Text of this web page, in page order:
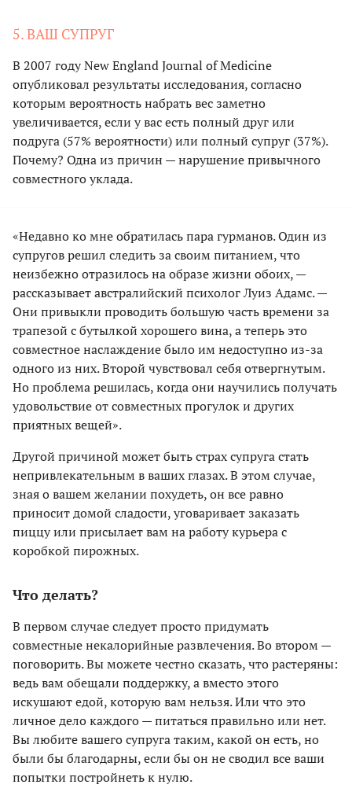
5. ВАШ СУПРУГ
В 2007 году New England Journal of Medicine
опубликовал результаты исследования, согласно
которым вероятность набрать вес заметно
увеличивается, если у вас есть полный друг или
подруга (57% вероятности) или полный супруг (37%).
Почему? Одна из причин — нарушение привычного
совместного уклада.
«Недавно ко мне обратилась пара гурманов. Один из
супругов решил следить за своим питанием, что
неизбежно отразилось на образе жизни обоих, —
рассказывает австралийский психолог Луиз Адамс. —
Они привыкли проводить большую часть времени за
трапезой с бутылкой хорошего вина, а теперь это
совместное наслаждение было им недоступно из-за
одного из них. Второй чувствовал себя отвергнутым.
Но проблема решилась, когда они научились получать
удовольствие от совместных прогулок и других
приятных вещей».
Другой причиной может быть страх супруга стать
непривлекательным в ваших глазах. В этом случае,
зная о вашем желании похудеть, он все равно
приносит домой сладости, уговаривает заказать
пиццу или присылает вам на работу курьера с
коробкой пирожных.
Что делать?
В первом случае следует просто придумать
совместные некалорийные развлечения. Во втором —
поговорить. Вы можете честно сказать, что растеряны:
ведь вам обещали поддержку, а вместо этого
искушают едой, которую вам нельзя. Или что это
личное дело каждого — питаться правильно или нет.
Вы любите вашего супруга таким, какой он есть, но
были бы благодарны, если бы он не сводил все ваши
попытки постройнеть к нулю.